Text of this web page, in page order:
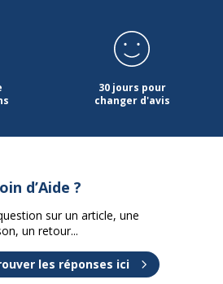
30 jours pour
changer d'avis
d’Aide ?
sur un article, une
un retour...
les réponses ici